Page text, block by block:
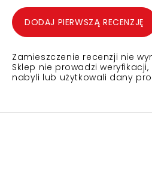
DODAJ PIERWSZĄ RECENZJĘ
Zamieszczenie recenzji nie
Sklep nie prowadzi
nabyli lub użytkowali dany